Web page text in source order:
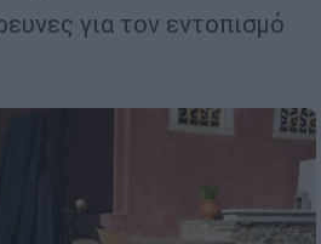
για τον εντοπισμό